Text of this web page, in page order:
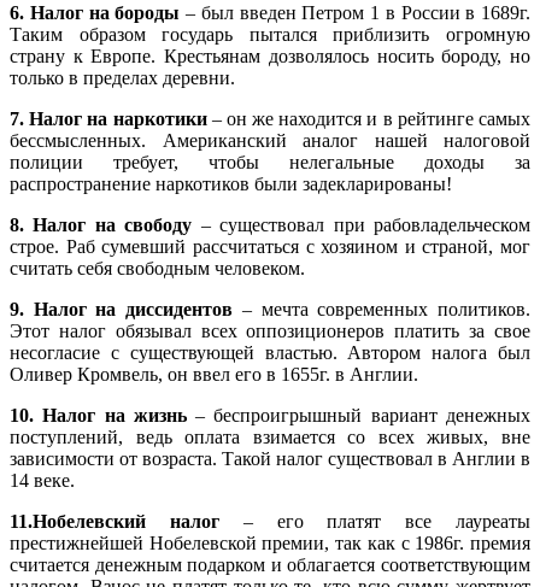
6. Налог на бороды – был введен Петром 1 в России в 1689г.
Таким образом государь пытался приблизить огромную
страну к Европе. Крестьянам дозволялось носить бороду, но
только в пределах деревни.
7. Налог на наркотики– он же находится и в рейтинге самых
бессмысленных. Американский аналог нашей налоговой
полиции требует, чтобы нелегальные доходы за
распространение наркотиков были задекларированы!
8. Налог на свободу – существовал при рабовладельческом
строе. Раб сумевший рассчитаться с хозяином и страной, мог
считать себя свободным человеком.
9. Налог на диссидентов – мечта современных политиков.
Этот налог обязывал всех оппозиционеров платить за свое
несогласие с существующей властью. Автором налога был
Оливер Кромвель, он ввел его в 1655г. в Англии.
10. Налог на жизнь– беспроигрышный вариант денежных
поступлений, ведь оплата взимается со всех живых, вне
зависимости от возраста. Такой налог существовал в Англии в
14 веке.
11.Нобелевский налог– его платят все лауреаты
престижнейшей Нобелевской премии, так как с 1986г. премия
считается денежным подарком и облагается соответствующим